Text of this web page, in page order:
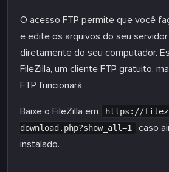
O acesso FTP permite que você
e edite os arquivos do seu
diretamente do seu computador.
FileZilla, um cliente FTP gratuito,
FTP funcionará.
Baixe o FileZilla em
https://
download.php?show_all=1
caso
instalado.